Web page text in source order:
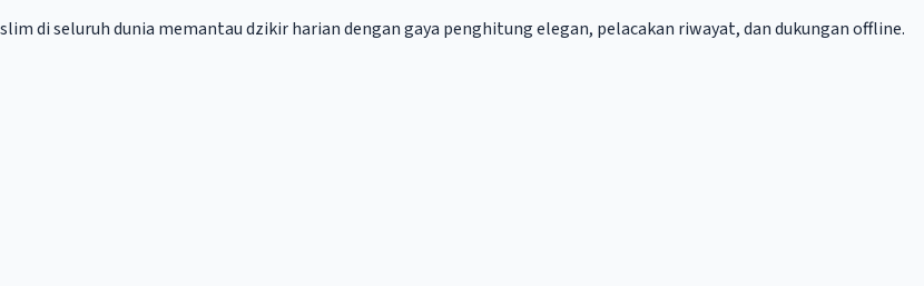
di seluruh dunia memantau dzikir harian dengan gaya penghitung elegan, pelacakan riwayat, dan dukungan offline.